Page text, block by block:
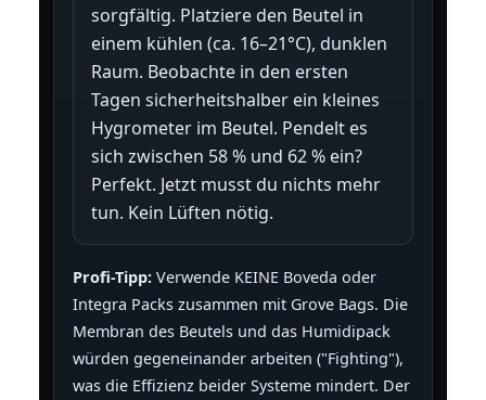
sorgfältig. Platziere den Beutel in
einem kühlen (ca. 16–21°C), dunklen
Raum. Beobachte in den ersten
Tagen sicherheitshalber ein kleines
Hygrometer im Beutel. Pendelt es
sich zwischen 58 % und 62 % ein?
Perfekt. Jetzt musst du nichts mehr
tun. Kein Lüften nötig.
Profi-Tipp:Verwende KEINE Boveda oder
Integra Packs zusammen mit Grove Bags. Die
Membran des Beutels und das Humidipack
würden gegeneinander arbeiten ("Fighting"),
was die Effizienz beider Systeme mindert. Der